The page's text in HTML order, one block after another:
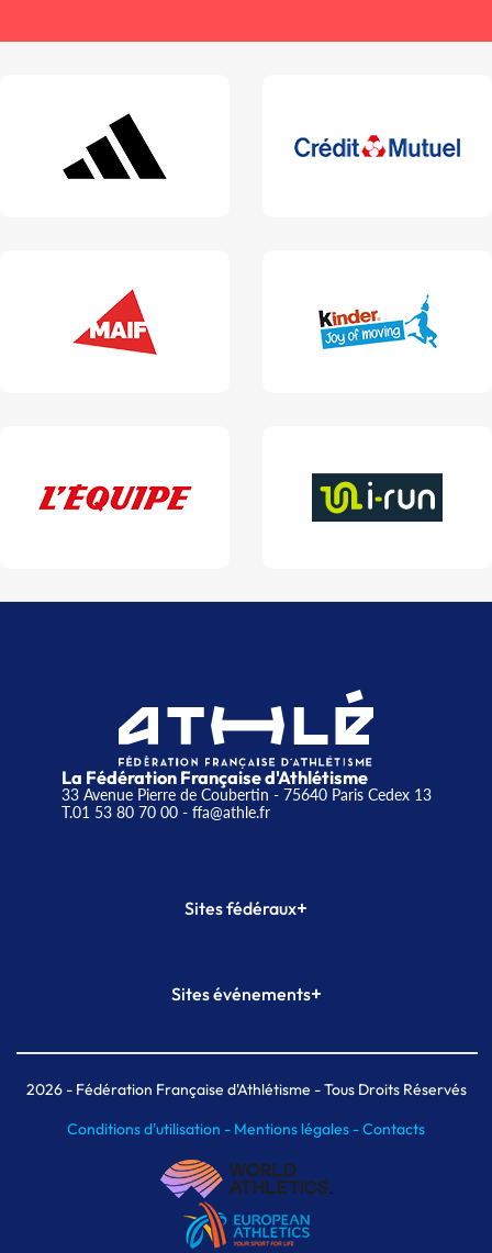
La Fédération Française d'Athlétisme
33 Avenue Pierre de Coubertin - 75640 Paris Cedex 13
T.01 53 80 70 00- ffa@athle.fr
Sites fédéraux+
Plateforme Formation
Sites événements+
Meeting de Paris indoor
MAIF Ekiden de Paris
2026- Fédération Française d'Athlétisme - Tous Droits Réservés
Conditions d'utilisation - Mentions légales -Contacts